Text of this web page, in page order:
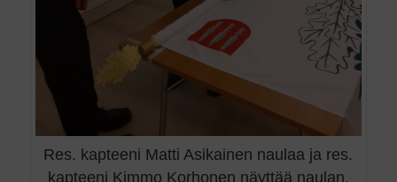
Res. kapteeni Matti Asikainen naulaa ja res.
kapteeni Kimmo Korhonen näyttää naulan.